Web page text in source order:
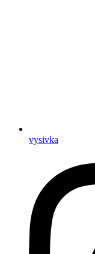
vysivka